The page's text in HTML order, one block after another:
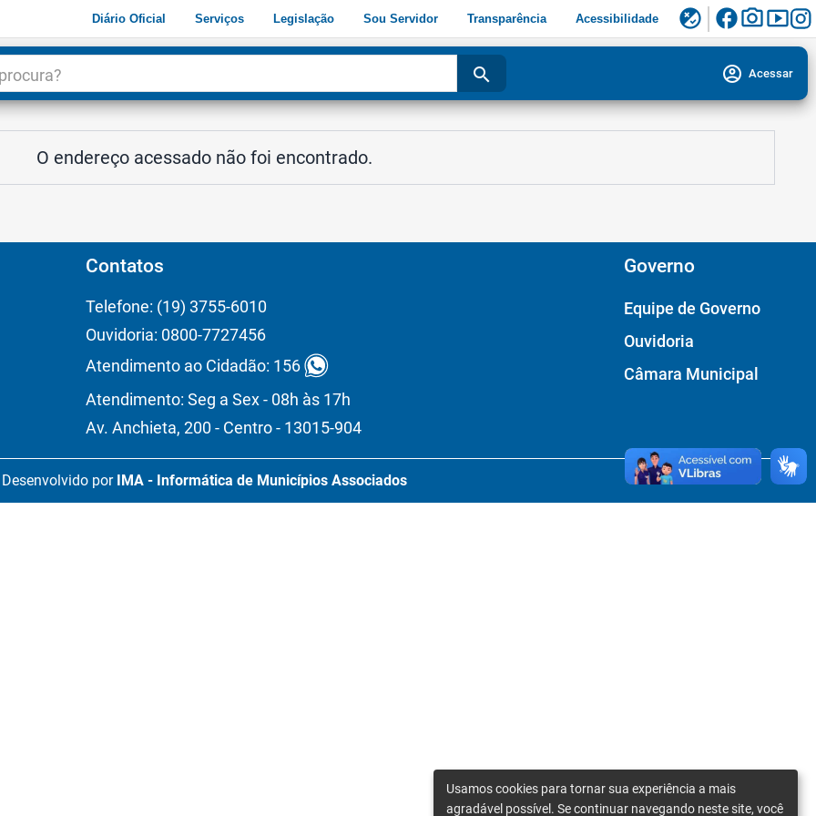
Diário Oficial Serviços Legislação Sou Servidor Transparência Acessibilidade flaky facebookphoto_camerasmart_display
search account_circle Acessar
O endereço acessado não foi encontrado.
Contatos
Telefone: (19) 3755-6010
Ouvidoria: 0800-7727456
Atendimento ao Cidadão: 156
Atendimento: Seg a Sex - 08h às 17h
Av. Anchieta, 200 - Centro - 13015-904
Governo
Equipe de Governo
Ouvidoria
Câmara Municipal
Desenvolvido por IMA - Informática de Municípios Associados
Usamos cookies para tornar sua experiência a mais
agradável possível. Se continuar navegando neste site, você